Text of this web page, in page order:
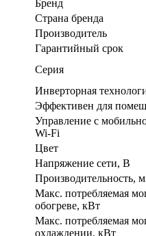
Бренд
Страна бренда
Производитель
Гарантийный срок
Серия
Инверторная
Эффективен для
Управление c
Wi-Fi
Цвет
Напряжение сети, В
Производительность,
Макс. потребляемая
обогреве, кВт
Макс. потребляемая
охлаждении, кВт